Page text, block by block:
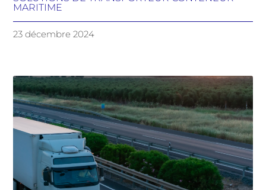
MARITIME
23 décembre 2024